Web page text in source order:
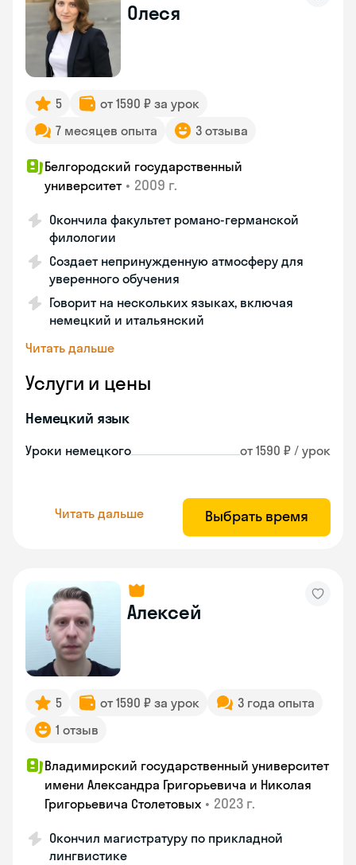
Олеся
5
от 1590 ₽ за урок
7 месяцев опыта
3 отзыва
Белгородский государственный
университет • 2009 г.
Окончила факультет романо-германской
филологии
Создает непринужденную атмосферу для
уверенного обучения
Говорит на нескольких языках, включая
немецкий и итальянский
Читать дальше
Услуги и цены
Немецкий язык
Уроки немецкого от 1590 ₽ / урок
Читать дальше Выбрать время
Алексей
5 от 1590 ₽ за урок
3 года опыта
1 отзыв
Владимирский государственный университет
имени Александра Григорьевича и Николая
Григорьевича Столетовых • 2023 г.
Окончил магистратуру по прикладной
лингвистике